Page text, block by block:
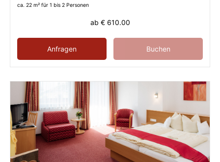
ca. 22 m² für 1 bis 2 Personen
ab € 610.00
Anfragen Buchen